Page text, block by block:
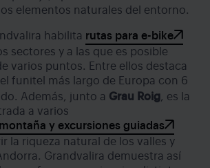
elementos naturales del entorno.
habilita rutas para e-bike
sectores y a las que es posible
varios puntos. Entre ellos destaca
el funitel más largo de Europa con 6
Además, junto a Grau Roig, es la
a varios
y excursiones guiadas
la riqueza natural de los valles y
Grandvalira demuestra así